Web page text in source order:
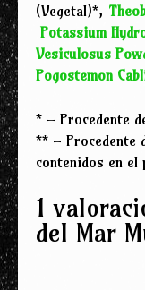
(Vegetal)*,
Potassium
Vesiculosus
Pogostemon
* – Procedente
** – Procedente
contenidos en el
1
del Mar